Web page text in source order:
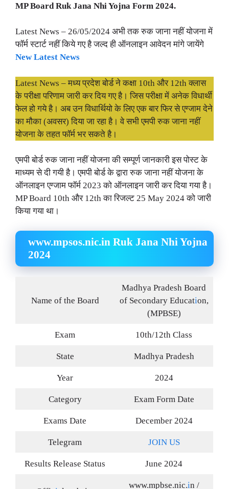
MP Board Ruk Jana Nhi Yojna Form 2024.
Latest News – 26/05/2024 अभी तक रुक जाना नहीं योजना में
फॉर्म स्टार्ट नहीं किये गए है जल्द ही ऑनलाइन आवेदन मांगे जायेंगे
New Latest News
Latest News – मध्य प्रदेश बोर्ड ने कक्षा 10th और 12th क्लास
के परीक्षा परिणाम जारी कर दिय गए है। जिस परीक्षा में अनेक विधार्थी
फेल हो गये है। अब उन विधार्थियो के लिए एक बार फिर से एग्जाम देने
का मौका (अवसर) दिया जा रहा है। वे सभी एमपी रुक जाना नहीं
योजना के तहत फॉर्म भर सकते है।
एमपी बोर्ड रुक जाना नहीं योजना की सम्पूर्ण जानकारी इस पोस्ट के
माध्यम से दी गयी है। एमपी बोर्ड के द्वारा रुक जाना नहीं योजना के
ऑनलाइन एग्जाम फॉर्म 2023 को ऑनलाइन जारी कर दिया गया है।
MP Board 10th और 12th का रिजल्ट 25 May 2024 को जारी
किया गया था।
www.mpsos.nic.in Ruk Jana Nhi Yojna
2024
Name of the Board
Madhya Pradesh Board
of Secondary Education,
(MPBSE)
Exam 10th/12th Class
State Madhya Pradesh
Year 2024
Category Exam Form Date
Exams Date December 2024
Telegram JOIN US
Results Release Status June 2024
www.mpbse.nic.in /